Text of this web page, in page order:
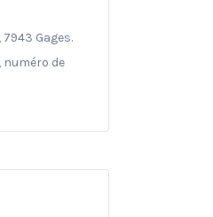
Gages.
de